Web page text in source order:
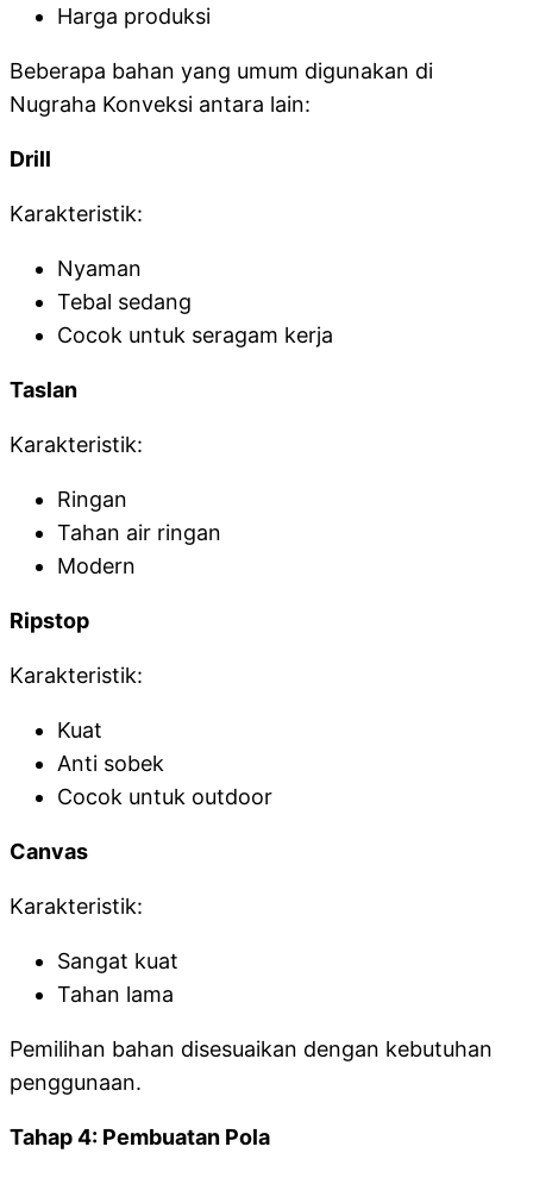
Harga produksi
Beberapa bahan yang umum digunakan di
Nugraha Konveksi antara lain:
Drill
Karakteristik:
Nyaman
Tebal sedang
Cocok untuk seragam kerja
Taslan
Karakteristik:
Ringan
Tahan air ringan
Modern
Ripstop
Karakteristik:
Kuat
Anti sobek
Cocok untuk outdoor
Canvas
Karakteristik:
Sangat kuat
Tahan lama
Pemilihan bahan disesuaikan dengan kebutuhan
penggunaan.
Tahap 4: Pembuatan Pola